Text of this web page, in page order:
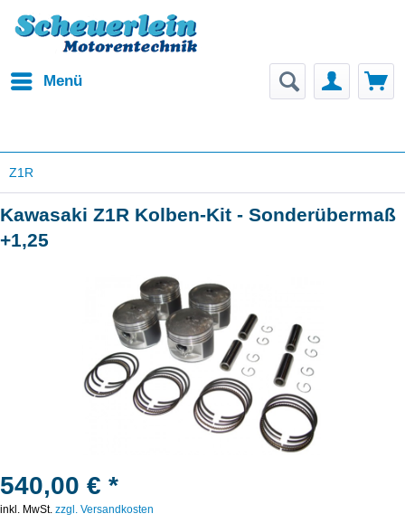
Menü
Z1R
Kawasaki Z1R Kolben-Kit - Sonderübermaß
+1,25
540,00 € *
inkl. MwSt. zzgl. Versandkosten